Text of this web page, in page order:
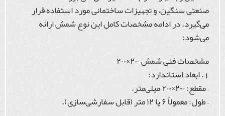
صنعتی سنگین، و تجهیزات ساختمانی مورد استفاده قرار
می‌گیرد. در ادامه مشخصات کامل این نوع شمش ارائه
می‌شود:
مشخصات فنی شمش ۲۰۰×۲۰۰
1. ابعاد استاندارد:
– مقطع: ۲۰۰×۲۰۰ میلی‌متر.
– طول: معمولاً ۶ یا ۱۲ متر (قابل سفارشی‌سازی).